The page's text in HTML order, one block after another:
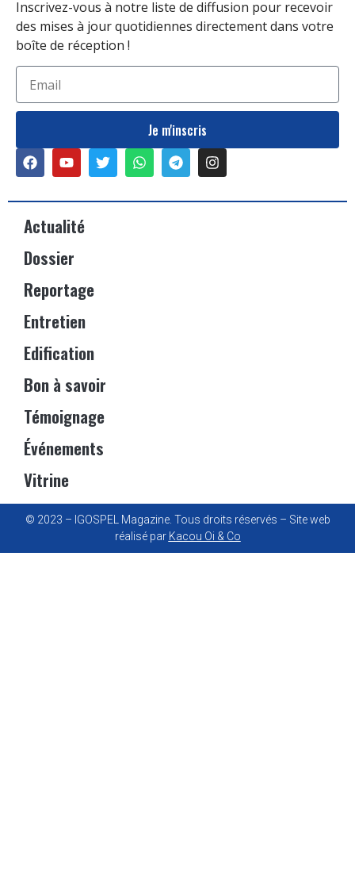
Inscrivez-vous à notre liste de diffusion pour recevoir
des mises à jour quotidiennes directement dans votre
boîte de réception !
Je m'inscris
Actualité
Dossier
Reportage
Entretien
Edification
Bon à savoir
Témoignage
Événements
Vitrine
© 2023 – IGOSPEL Magazine. Tous droits réservés – Site web
réalisé par Kacou Oi & Co